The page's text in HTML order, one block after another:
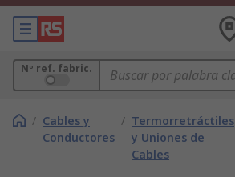
Nº ref. fabric.
/ Cables y
Conductores
/ Termorretráctiles
y Uniones de
Cables